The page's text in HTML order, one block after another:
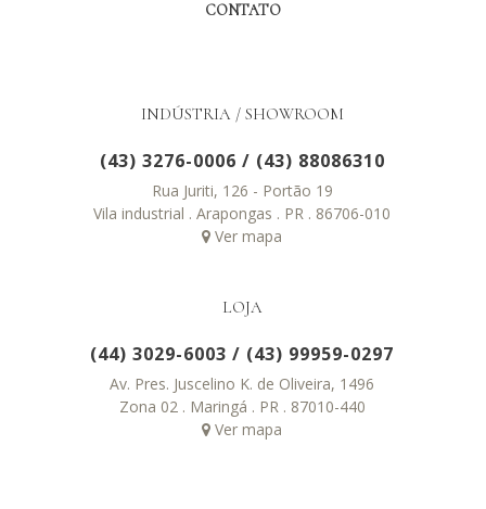
CONTATO
INDÚSTRIA / SHOWROOM
(43) 3276-0006 / (43) 88086310
Rua Juriti, 126 - Portão 19
Vila industrial . Arapongas . PR . 86706-010
Ver mapa
LOJA
(44) 3029-6003 / (43) 99959-0297
Av. Pres. Juscelino K. de Oliveira, 1496
Zona 02 . Maringá . PR . 87010-440
Ver mapa